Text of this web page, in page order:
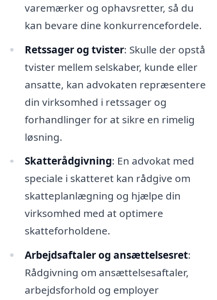
varemærker og ophavsretter, så du
kan bevare dine konkurrencefordele.
Retssager og tvister: Skulle der opstå
tvister mellem selskaber, kunde eller
ansatte, kan advokaten repræsentere
din virksomhed i retssager og
forhandlinger for at sikre en rimelig
løsning.
Skatterådgivning: En advokat med
speciale i skatteret kan rådgive om
skatteplanlægning og hjælpe din
virksomhed med at optimere
skatteforholdene.
Arbejdsaftaler og ansættelsesret:
Rådgivning om ansættelsesaftaler,
arbejdsforhold og employer